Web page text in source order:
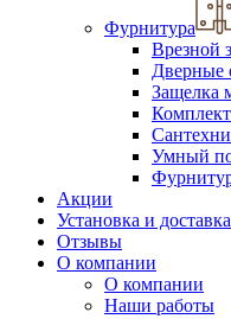
Фурнитура
Врезной
Дверные
Защелка
Умный
Акции
Установка и доставка
Отзывы
О компании
О компании
Наши работы